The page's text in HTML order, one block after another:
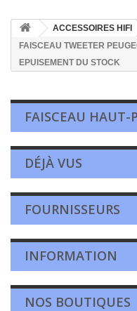
ACCESSOIRES HIFI
FAISCEAU TWEETER
EPUISEMENT DU STOCK
FAISCEAU HAUT-
DÉJÀ VUS
FOURNISSEURS
INFORMATION
NOS BOUTIQUES